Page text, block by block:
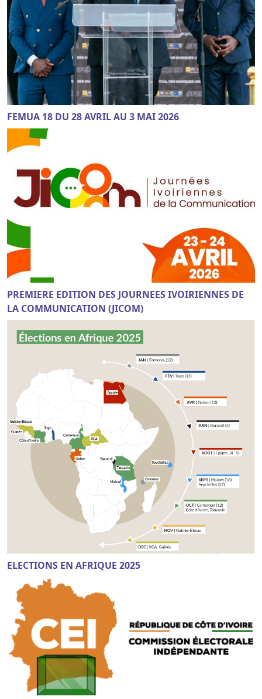
FEMUA 18 DU 28 AVRIL AU 3 MAI 2026
PREMIERE EDITION DES JOURNEES IVOIRIENNES DE
LA COMMUNICATION (JICOM)
ELECTIONS EN AFRIQUE 2025